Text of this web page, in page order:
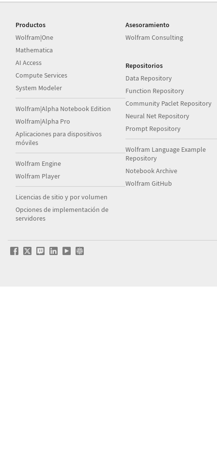
Productos
Wolfram|One
Mathematica
AI Access
Compute Services
System Modeler
Wolfram|Alpha Notebook Edition
Wolfram|Alpha Pro
Aplicaciones para dispositivos
móviles
Wolfram Engine
Wolfram Player
Licencias de sitio y por volumen
Opciones de implementación de
servidores
Asesoramiento
Wolfram Consulting
Repositorios
Data Repository
Function Repository
Community Paclet Repository
Neural Net Repository
Prompt Repository
Wolfram Language Example
Repository
Notebook Archive
Wolfram GitHub